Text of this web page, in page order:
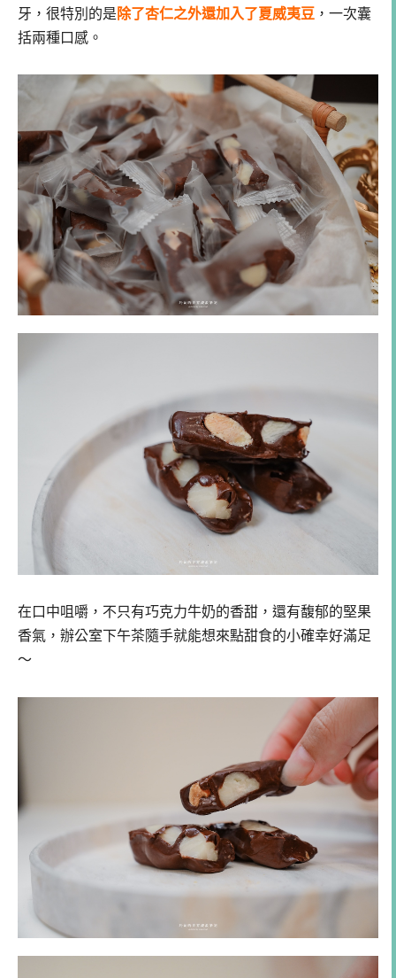
牙，很特別的是除了杏仁之外還加入了夏威夷豆 ，一次囊
括兩種口感。
在口中咀嚼，不只有巧克力牛奶的香甜，還有馥郁的堅果
香氣，辦公室下午茶隨手就能想來點甜食的小確幸好滿足
～